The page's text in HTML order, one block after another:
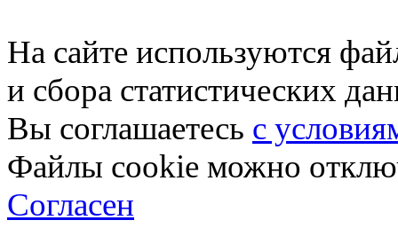
На сайте используются
и сбора статистических
Вы соглашаетесь с
Файлы cookie можно
Согласен